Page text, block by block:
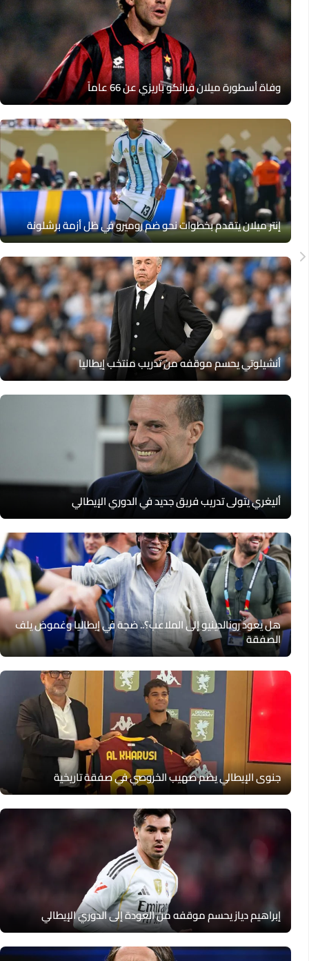
وفاة أسطورة ميلان فرانكو باريزي عن 66 عاماً
إنتر ميلان يتقدم بخطوات نحو ضم روميرو في ظل أزمة برشلونة
أنشيلوتي يحسم موقفه من تدريب منتخب إيطاليا
أليغري يتولى تدريب فريق جديد في الدوري الإيطالي
هل يعود رونالدينيو إلى الملاعب؟.. ضجة في إيطاليا وغموض يلف
الصفقة
جنوى الإيطالي يضم صهيب الخروصي في صفقة تاريخية
إبراهيم دياز يحسم موقفه من العودة إلى الدوري الإيطالي